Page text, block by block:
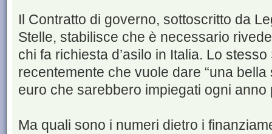
Il Contratto di governo, sottoscritto da
Stelle, stabilisce che è necessario
chi fa richiesta d’asilo in Italia. Lo
recentemente che vuole dare “una bella
euro che sarebbero impiegati ogni anno
Ma quali sono i numeri dietro i